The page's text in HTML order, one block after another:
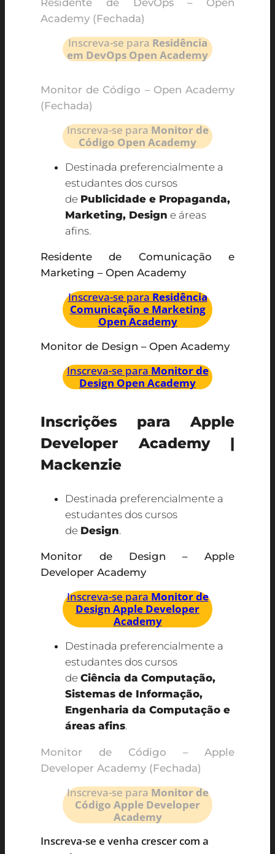
Residente de DevOps – Open
Academy (Fechada)
Inscreva-se para Residência
em DevOps Open Academy
Monitor de Código – Open Academy
(Fechada)
Inscreva-se para Monitor de
Código Open Academy
Destinada preferencialmente a
estudantes dos cursos
de Publicidade e Propaganda,
Marketing, Design e áreas
afins.
Residente de Comunicação e
Marketing – Open Academy
Inscreva-se para Residência
Comunicação e Marketing
Open Academy
Monitor de Design – Open Academy
Inscreva-se para Monitor de
Design Open Academy
Inscrições para Apple
Developer Academy |
Mackenzie
Destinada preferencialmente a
estudantes dos cursos
de Design.
Monitor de Design – Apple
Developer Academy
Inscreva-se para Monitor de
Design Apple Developer
Academy
Destinada preferencialmente a
estudantes dos cursos
deCiência da Computação,
Sistemas de Informação,
Engenharia da Computação e
áreas afins.
Monitor de Código – Apple
Developer Academy (Fechada)
Inscreva-se para Monitor de
Código Apple Developer
Academy
Inscreva-se e venha crescer com a